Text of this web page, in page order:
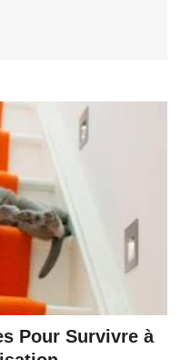
Pour Survivre à